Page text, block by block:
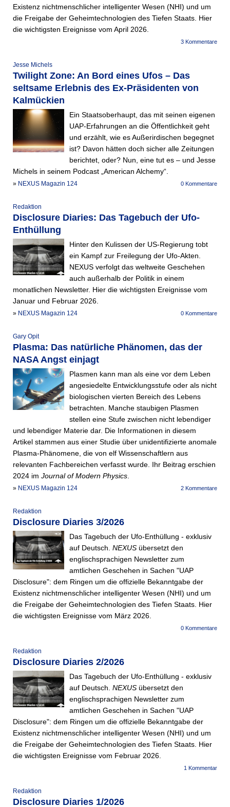
Existenz nichtmenschlicher intelligenter Wesen (NHI) und um
die Freigabe der Geheimtechnologien des Tiefen Staats. Hier
die wichtigsten Ereignisse vom April 2026.
3 Kommentare
Jesse Michels
Twilight Zone: An Bord eines Ufos – Das
seltsame Erlebnis des Ex-Präsidenten von
Kalmückien
Ein Staatsoberhaupt, das mit seinen eigenen
UAP-Erfahrungen an die Öffentlichkeit geht
und erzählt, wie es Außerirdischen begegnet
ist? Davon hätten doch sicher alle Zeitungen
berichtet, oder? Nun, eine tut es – und Jesse
Michels in seinem Podcast „American Alchemy“.
0 Kommentare
» NEXUS Magazin 124
Redaktion
Disclosure Diaries: Das Tagebuch der Ufo-
Enthüllung
Hinter den Kulissen der US-Regierung tobt
ein Kampf zur Freilegung der Ufo-Akten.
NEXUS verfolgt das weltweite Geschehen
auch außerhalb der Politik in einem
monatlichen Newsletter. Hier die wichtigsten Ereignisse vom
Januar und Februar 2026.
0 Kommentare
» NEXUS Magazin 124
Gary Opit
Plasma: Das natürliche Phänomen, das der
NASA Angst einjagt
Plasmen kann man als eine vor dem Leben
angesiedelte Entwicklungsstufe oder als nicht
biologischen vierten Bereich des Lebens
betrachten. Manche staubigen Plasmen
stellen eine Stufe zwischen nicht lebendiger
und lebendiger Materie dar. Die Informationen in diesem
Artikel stammen aus einer Studie über unidentifizierte anomale
Plasma-Phänomene, die von elf Wissenschaftlern aus
relevanten Fachbereichen verfasst wurde. Ihr Beitrag erschien
2024 im Journal of Modern Physics
2 Kommentare
» NEXUS Magazin 124
Redaktion
Disclosure Diaries 3/2026
Das Tagebuch der Ufo-Enthüllung - exklusiv
auf Deutsch. NEXUS übersetzt den
englischsprachigen Newsletter zum
amtlichen Geschehen in Sachen "UAP
Disclosure": dem Ringen um die offizielle Bekanntgabe der
Existenz nichtmenschlicher intelligenter Wesen (NHI) und um
die Freigabe der Geheimtechnologien des Tiefen Staats. Hier
die wichtigsten Ereignisse vom März 2026.
0 Kommentare
Redaktion
Disclosure Diaries 2/2026
Das Tagebuch der Ufo-Enthüllung - exklusiv
auf Deutsch. NEXUS übersetzt den
englischsprachigen Newsletter zum
amtlichen Geschehen in Sachen "UAP
Disclosure": dem Ringen um die offizielle Bekanntgabe der
Existenz nichtmenschlicher intelligenter Wesen (NHI) und um
die Freigabe der Geheimtechnologien des Tiefen Staats. Hier
die wichtigsten Ereignisse vom Februar 2026.
1 Kommentar
Redaktion
Disclosure Diaries 1/2026